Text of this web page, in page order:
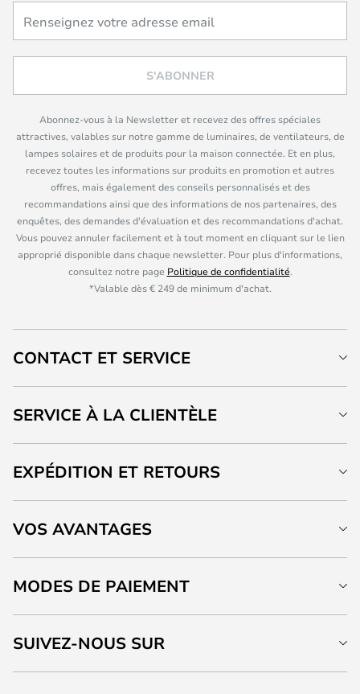
S'ABONNER
Abonnez-vous à la Newsletter et recevez des offres spéciales
attractives, valables sur notre gamme de luminaires, de ventilateurs, de
lampes solaires et de produits pour la maison connectée. Et en plus,
recevez toutes les informations sur produits en promotion et autres
offres, mais également des conseils personnalisés et des
recommandations ainsi que des informations de nos partenaires, des
enquêtes, des demandes d'évaluation et des recommandations d'achat.
Vous pouvez annuler facilement et à tout moment en cliquant sur le lien
approprié disponible dans chaque newsletter. Pour plus d'informations,
consultez notre page Politique de confidentialité.
*Valable dès € 249 de minimum d'achat.
CONTACT ET SERVICE
SERVICE À LA CLIENTÈLE
EXPÉDITION ET RETOURS
VOS AVANTAGES
MODES DE PAIEMENT
SUIVEZ-NOUS SUR